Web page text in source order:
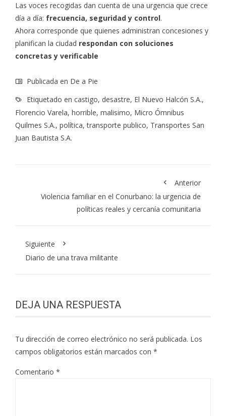
Las voces recogidas dan cuenta de una urgencia que crece
día a día: frecuencia, seguridad y control.
Ahora corresponde que quienes administran concesiones y
planifican la ciudad respondan con soluciones
concretas y verificable
Publicada en De a Pie
Etiquetado en castigo, desastre, El Nuevo Halcón S.A.,
Florencio Varela, horrible, malisimo, Micro Ómnibus
Quilmes S.A., política,transporte publico, Transportes San
Juan Bautista S.A.
Anterior
Violencia familiar en el Conurbano: la urgencia de
políticas reales y cercanía comunitaria
Siguiente
Diario de una trava militante
DEJA UNA RESPUESTA
Tu dirección de correo electrónico no será publicada. Los
campos obligatorios están marcados con *
Comentario *